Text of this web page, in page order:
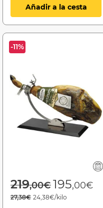
Añadir a la cesta
-11%
Price reduced
219,00€to
195,00€
27,38€ 24,38€/kilo